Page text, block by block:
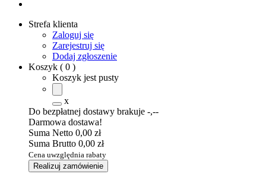
Strefa klienta
Zaloguj się
Zarejestruj się
Dodaj zgłoszenie
Koszyk ( 0 )
Koszyk jest pusty
x
Do bezpłatnej dostawy brakuje -,--
Darmowa dostawa!
Suma Netto 0,00 zł
Suma Brutto 0,00 zł
Cena uwzględnia rabaty
Realizuj zamówienie